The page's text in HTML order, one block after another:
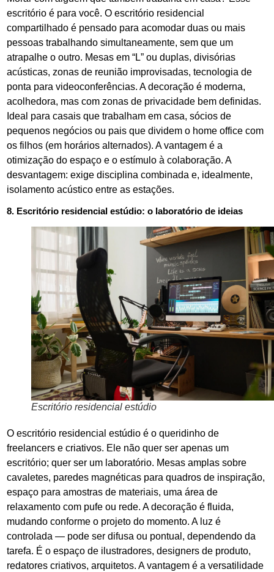
escritório é para você. O escritório residencial
compartilhado é pensado para acomodar duas ou mais
pessoas trabalhando simultaneamente, sem que um
atrapalhe o outro. Mesas em “L” ou duplas, divisórias
acústicas, zonas de reunião improvisadas, tecnologia de
ponta para videoconferências. A decoração é moderna,
acolhedora, mas com zonas de privacidade bem definidas.
Ideal para casais que trabalham em casa, sócios de
pequenos negócios ou pais que dividem o home office com
os filhos (em horários alternados). A vantagem é a
otimização do espaço e o estímulo à colaboração. A
desvantagem: exige disciplina combinada e, idealmente,
isolamento acústico entre as estações.
8. Escritório residencial estúdio: o laboratório de ideias
Escritório residencial estúdio
O escritório residencial estúdio é o queridinho de
freelancers e criativos. Ele não quer ser apenas um
escritório; quer ser um laboratório. Mesas amplas sobre
cavaletes, paredes magnéticas para quadros de inspiração,
espaço para amostras de materiais, uma área de
relaxamento com pufe ou rede. A decoração é fluida,
mudando conforme o projeto do momento. A luz é
controlada — pode ser difusa ou pontual, dependendo da
tarefa. É o espaço de ilustradores, designers de produto,
redatores criativos, arquitetos. A vantagem é a versatilidade